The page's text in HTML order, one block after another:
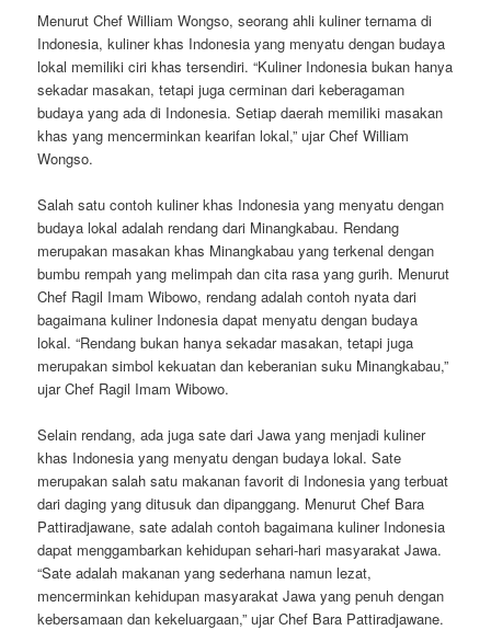
Menurut Chef William Wongso, seorang ahli kuliner ternama di
Indonesia, kuliner khas Indonesia yang menyatu dengan budaya
lokal memiliki ciri khas tersendiri. “Kuliner Indonesia bukan hanya
sekadar masakan, tetapi juga cerminan dari keberagaman
budaya yang ada di Indonesia. Setiap daerah memiliki masakan
khas yang mencerminkan kearifan lokal,” ujar Chef William
Wongso.
Salah satu contoh kuliner khas Indonesia yang menyatu dengan
budaya lokal adalah rendang dari Minangkabau. Rendang
merupakan masakan khas Minangkabau yang terkenal dengan
bumbu rempah yang melimpah dan cita rasa yang gurih. Menurut
Chef Ragil Imam Wibowo, rendang adalah contoh nyata dari
bagaimana kuliner Indonesia dapat menyatu dengan budaya
lokal. “Rendang bukan hanya sekadar masakan, tetapi juga
merupakan simbol kekuatan dan keberanian suku Minangkabau,”
ujar Chef Ragil Imam Wibowo.
Selain rendang, ada juga sate dari Jawa yang menjadi kuliner
khas Indonesia yang menyatu dengan budaya lokal. Sate
merupakan salah satu makanan favorit di Indonesia yang terbuat
dari daging yang ditusuk dan dipanggang. Menurut Chef Bara
Pattiradjawane, sate adalah contoh bagaimana kuliner Indonesia
dapat menggambarkan kehidupan sehari-hari masyarakat Jawa.
“Sate adalah makanan yang sederhana namun lezat,
mencerminkan kehidupan masyarakat Jawa yang penuh dengan
kebersamaan dan kekeluargaan,” ujar Chef Bara Pattiradjawane.